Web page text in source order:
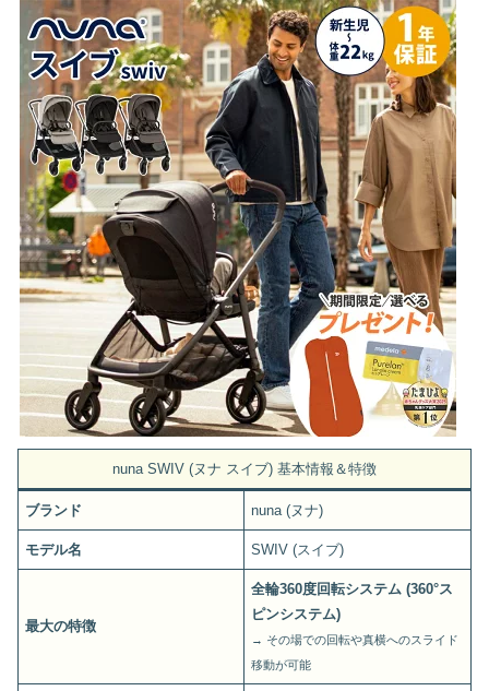
nuna SWIV (ヌナ スイブ) 基本情報＆特徴
ブランド nuna (ヌナ)
モデル名 SWIV (スイブ)
最大の特徴
全輪360度回転システム (360°ス
ピンシステム)
→ その場での回転や真横へのスライド
移動が可能